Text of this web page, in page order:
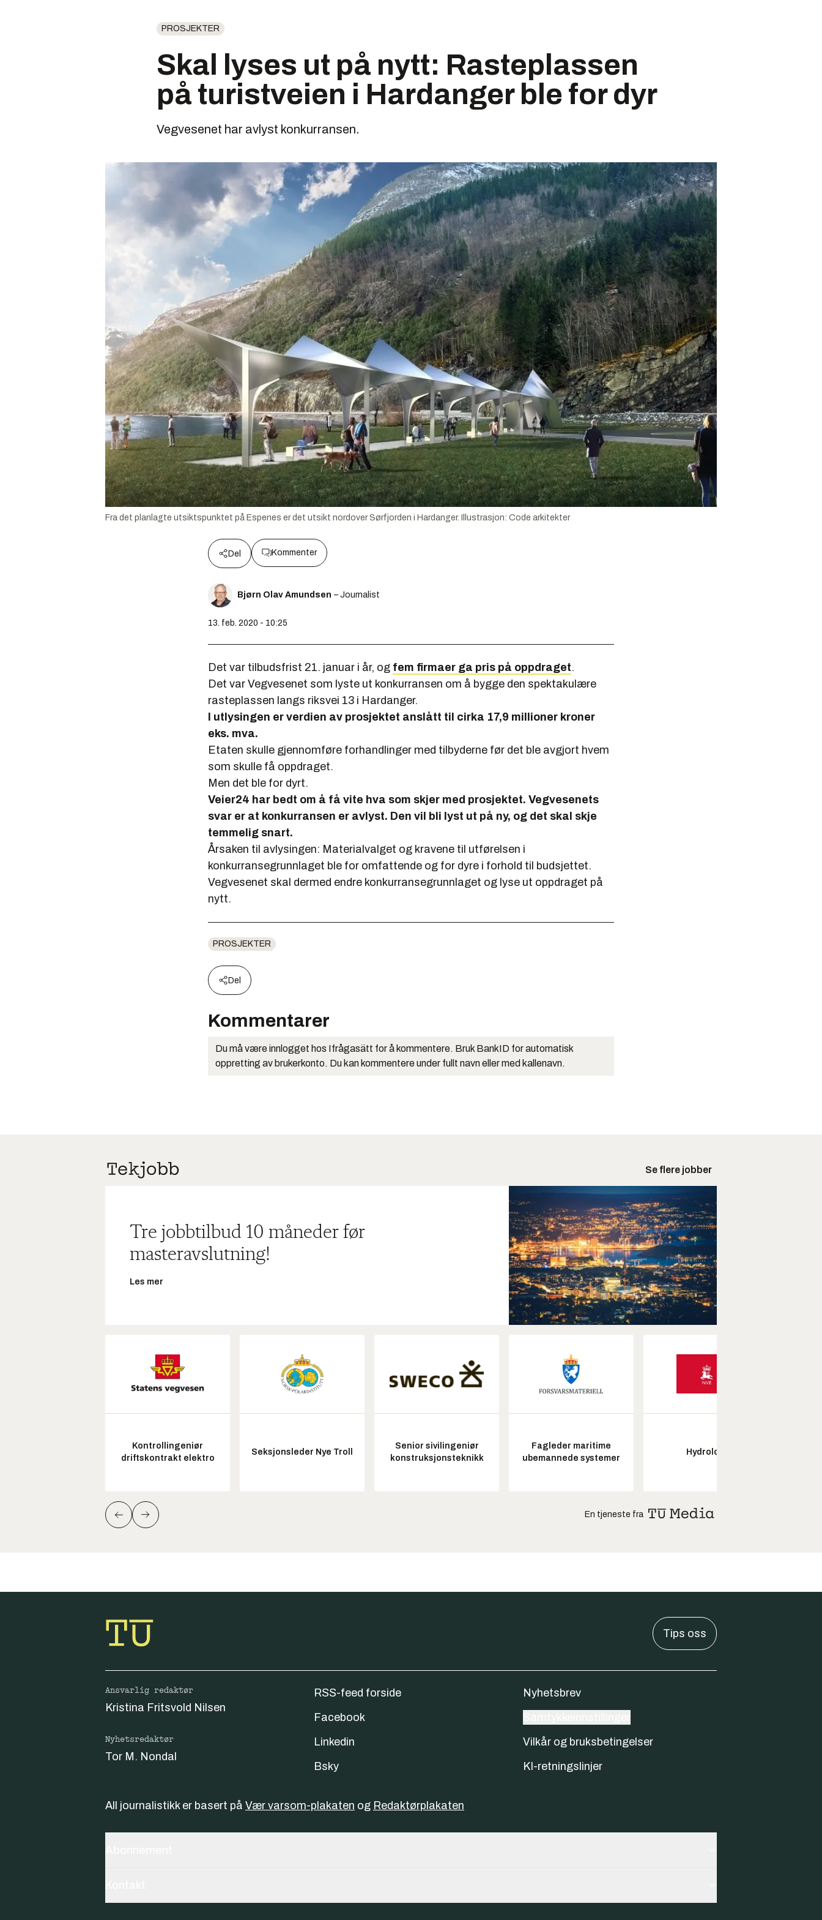
PROSJEKTER
Skal lyses ut på nytt: Rasteplassen
på turistveien i Hardanger ble for dyr
Vegvesenet har avlyst konkurransen.
Fra det planlagte utsiktspunktet på Espenes er det utsikt nordover Sørfjorden i Hardanger. Illustrasjon: Code arkitekter
Del Kommenter
Bjørn Olav Amundsen – Journalist
13. feb. 2020 - 10:25
Det var tilbudsfrist 21. januar i år, og fem firmaer ga pris på oppdraget.
Det var Vegvesenet som lyste ut konkurransen om å bygge den spektakulære
rasteplassen langs riksvei 13 i Hardanger.
I utlysingen er verdien av prosjektet anslått til cirka 17,9 millioner kroner
eks. mva.
Etaten skulle gjennomføre forhandlinger med tilbyderne før det ble avgjort hvem
som skulle få oppdraget.
Men det ble for dyrt.
Veier24 har bedt om å få vite hva som skjer med prosjektet. Vegvesenets
svar er at konkurransen er avlyst. Den vil bli lyst ut på ny, og det skal skje
temmelig snart.
Årsaken til avlysingen: Materialvalget og kravene til utførelsen i
konkurransegrunnlaget ble for omfattende og for dyre i forhold til budsjettet.
Vegvesenet skal dermed endre konkurransegrunnlaget og lyse ut oppdraget på
nytt.
PROSJEKTER
Del
Kommentarer
Du må være innlogget hos Ifrågasätt for å kommentere. Bruk BankID for automatisk
oppretting av brukerkonto. Du kan kommentere under fullt navn eller med kallenavn.
Se flere jobber
Tre jobbtilbud 10 måneder før
masteravslutning!
Les mer
Kontrollingeniør
driftskontrakt elektro
Seksjonsleder Nye Troll
Senior sivilingeniør
konstruksjonsteknikk
Fagleder maritime
ubemannede systemer
Hydrolog
En tjeneste fra
Tips oss
Ansvarlig redaktør
Kristina Fritsvold Nilsen
Nyhetsredaktør
Tor M. Nondal
RSS-feed forside
Facebook
Linkedin
Bsky
Nyhetsbrev
Vilkår og bruksbetingelser
KI-retningslinjer
All journalistikk er basert på Vær varsom-plakaten og Redaktørplakaten